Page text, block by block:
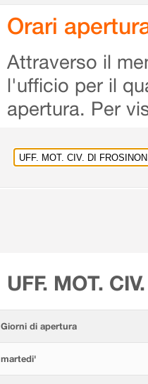
Orari
Attraverso il
l'ufficio per il
apertura. Per
UFF. MOT.
Giorni di apertura
martedi'